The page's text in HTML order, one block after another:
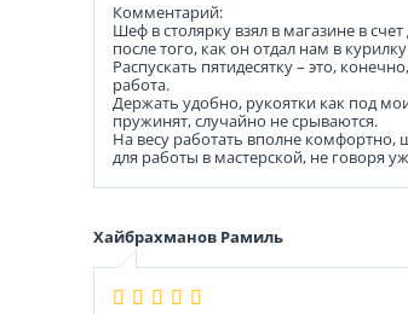
Комментарий:
Шеф в столярку взял в магазине в
после того, как он отдал нам в
Распускать пятидесятку – это,
работа.
Держать удобно, рукоятки как под
пружинят, случайно не срываются.
На весу работать вполне
для работы в мастерской, не говоря
Хайбрахманов Рамиль